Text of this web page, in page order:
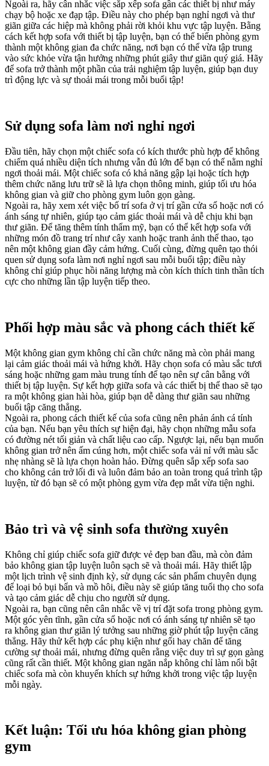
Ngoài ra, hãy cân nhắc việc sắp xếp sofa gần các thiết bị như máy
chạy bộ hoặc xe đạp tập. Điều này cho phép bạn nghỉ ngơi và thư
giãn giữa các hiệp mà không phải rời khỏi khu vực tập luyện. Bằng
cách kết hợp sofa với thiết bị tập luyện, bạn có thể biến phòng gym
thành một không gian đa chức năng, nơi bạn có thể vừa tập trung
vào sức khỏe vừa tận hưởng những phút giây thư giãn quý giá. Hãy
để sofa trở thành một phần của trải nghiệm tập luyện, giúp bạn duy
trì động lực và sự thoải mái trong mỗi buổi tập!
Sử dụng sofa làm nơi nghỉ ngơi
Đầu tiên, hãy chọn một chiếc sofa có kích thước phù hợp để không
chiếm quá nhiều diện tích nhưng vẫn đủ lớn để bạn có thể nằm nghỉ
ngơi thoải mái. Một chiếc sofa có khả năng gập lại hoặc tích hợp
thêm chức năng lưu trữ sẽ là lựa chọn thông minh, giúp tối ưu hóa
không gian và giữ cho phòng gym luôn gọn gàng.
Ngoài ra, hãy xem xét việc bố trí sofa ở vị trí gần cửa sổ hoặc nơi có
ánh sáng tự nhiên, giúp tạo cảm giác thoải mái và dễ chịu khi bạn
thư giãn. Để tăng thêm tính thẩm mỹ, bạn có thể kết hợp sofa với
những món đồ trang trí như cây xanh hoặc tranh ảnh thể thao, tạo
nên một không gian đầy cảm hứng. Cuối cùng, đừng quên tạo thói
quen sử dụng sofa làm nơi nghỉ ngơi sau mỗi buổi tập; điều này
không chỉ giúp phục hồi năng lượng mà còn kích thích tinh thần tích
cực cho những lần tập luyện tiếp theo.
Phối hợp màu sắc và phong cách thiết kế
Một không gian gym không chỉ cần chức năng mà còn phải mang
lại cảm giác thoải mái và hứng khởi. Hãy chọn sofa có màu sắc tươi
sáng hoặc những gam màu trung tính để tạo nên sự cân bằng với
thiết bị tập luyện. Sự kết hợp giữa sofa và các thiết bị thể thao sẽ tạo
ra một không gian hài hòa, giúp bạn dễ dàng thư giãn sau những
buổi tập căng thẳng.
Ngoài ra, phong cách thiết kế của sofa cũng nên phản ánh cá tính
của bạn. Nếu bạn yêu thích sự hiện đại, hãy chọn những mẫu sofa
có đường nét tối giản và chất liệu cao cấp. Ngược lại, nếu bạn muốn
không gian trở nên ấm cúng hơn, một chiếc sofa vải nỉ với màu sắc
nhẹ nhàng sẽ là lựa chọn hoàn hảo. Đừng quên sắp xếp sofa sao
cho không cản trở lối đi và luôn đảm bảo an toàn trong quá trình tập
luyện, từ đó bạn sẽ có một phòng gym vừa đẹp mắt vừa tiện nghi.
Bảo trì và vệ sinh sofa thường xuyên
Không chỉ giúp chiếc sofa giữ được vẻ đẹp ban đầu, mà còn đảm
bảo không gian tập luyện luôn sạch sẽ và thoải mái. Hãy thiết lập
một lịch trình vệ sinh định kỳ, sử dụng các sản phẩm chuyên dụng
để loại bỏ bụi bẩn và mồ hôi, điều này sẽ giúp tăng tuổi thọ cho sofa
và tạo cảm giác dễ chịu cho người sử dụng.
Ngoài ra, bạn cũng nên cân nhắc về vị trí đặt sofa trong phòng gym.
Một góc yên tĩnh, gần cửa sổ hoặc nơi có ánh sáng tự nhiên sẽ tạo
ra không gian thư giãn lý tưởng sau những giờ phút tập luyện căng
thẳng. Hãy thử kết hợp các phụ kiện như gối hay chăn để tăng
cường sự thoải mái, nhưng đừng quên rằng việc duy trì sự gọn gàng
cũng rất cần thiết. Một không gian ngăn nắp không chỉ làm nổi bật
chiếc sofa mà còn khuyến khích sự hứng khởi trong việc tập luyện
mỗi ngày.
Kết luận: Tối ưu hóa không gian phòng
gym